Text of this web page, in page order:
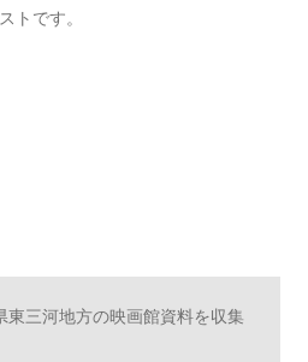
トです。
東三河地方の映画館資料を収集